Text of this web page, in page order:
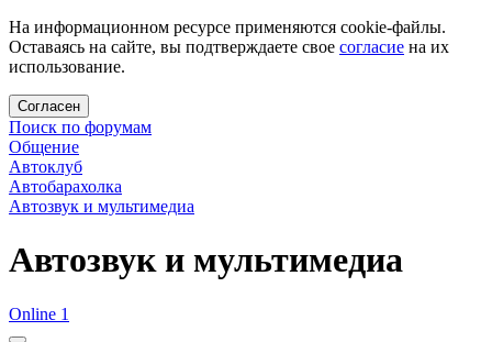
На информационном ресурсе применяются cookie-файлы.
Оставаясь на сайте, вы подтверждаете свое согласие на их
использование.
Согласен
Поиск по форумам
Общение
Автоклуб
Автобарахолка
Автозвук и мультимедиа
Автозвук и мультимедиа
Online 1